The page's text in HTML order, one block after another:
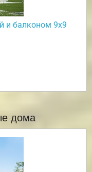
и балконом 9х9
дома